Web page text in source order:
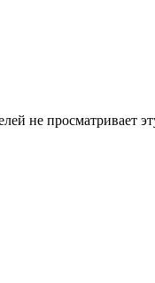
не просматривает